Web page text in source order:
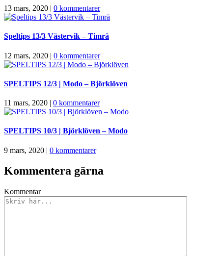
13 mars, 2020 | 0 kommentarer
Speltips 13/3 Västervik – Timrå
12 mars, 2020 | 0 kommentarer
SPELTIPS 12/3 | Modo – Björklöven
11 mars, 2020 | 0 kommentarer
SPELTIPS 10/3 | Björklöven – Modo
9 mars, 2020 | 0 kommentarer
Kommentera gärna
Kommentar